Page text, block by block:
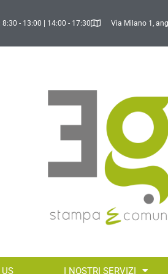
8:30 - 13:00 | 14:00 - 17:30 Via Milano 1,
I NOSTRI SERVIZI